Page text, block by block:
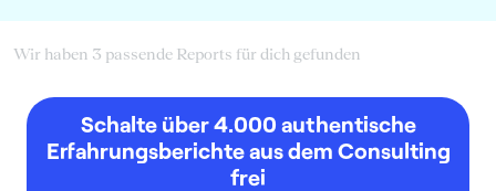
Wir haben 3 passende Reports für dich gefunden
Schalte über 4.000 authentische
Erfahrungsberichte aus dem Consulting
frei